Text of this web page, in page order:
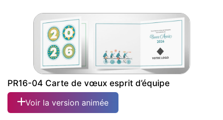
PR16-04 Carte de vœux esprit d’équipe
Voir la version animée